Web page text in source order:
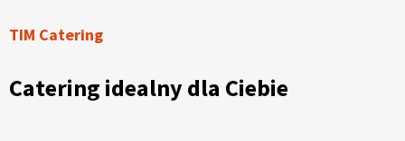
TIM Catering
Catering idealny dla Ciebie